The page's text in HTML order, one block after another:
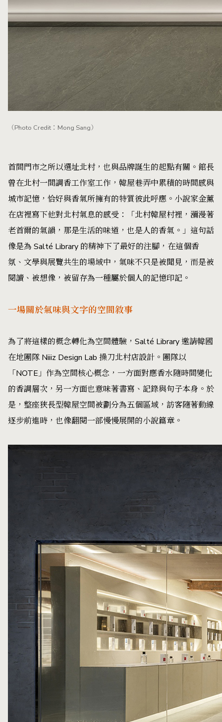
（Photo Credit：Mong Sang）
首間門市之所以選址北村，也與品牌誕生的起點有關。館長
曾在北村一間調香工作室工作，韓屋巷弄中累積的時間感與
城市記憶，恰好與香氣所擁有的特質彼此呼應。小說家金薰
在店裡寫下他對北村氣息的感受：「北村韓屋村裡，瀰漫著
老首爾的氣韻，那是生活的味道，也是人的香氣。」這句話
像是為 Salté Library 的精神下了最好的注腳，在這個香
氛、文學與展覽共生的場域中，氣味不只是被聞見，而是被
閱讀、被想像，被留存為一種屬於個人的記憶印記。
一場關於氣味與文字的空間敘事
為了將這樣的概念轉化為空間體驗，Salté Library 邀請韓國
在地團隊 Niiiz Design Lab 操刀北村店設計。團隊以
「NOTE」作為空間核心概念，一方面對應香水隨時間變化
的香調層次，另一方面也意味著書寫、記錄與句子本身。於
是，整座狹長型韓屋空間被劃分為五個區域，訪客隨著動線
逐步前進時，也像翻閱一部慢慢展開的小說篇章。